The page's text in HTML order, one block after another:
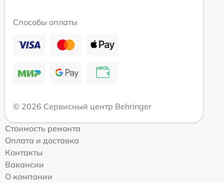
Способы оплаты
© 2026 Сервисный центр Behringer
Стоимость ремонта
Оплата и доставка
Контакты
Вакансии
О компании